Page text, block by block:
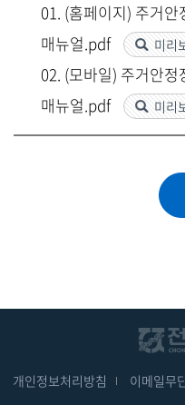
01. (홈페이지) 주거
매뉴얼.pdf
미리
02. (모바일) 주거안
매뉴얼.pdf
미리
개인정보처리방침 이메일무